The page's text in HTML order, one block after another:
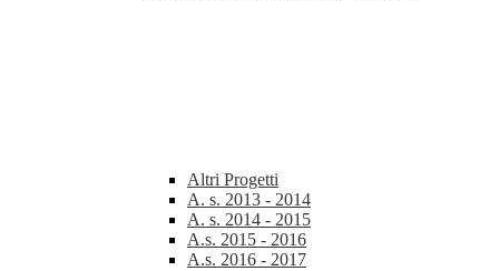
Altri Progetti
A. s. 2013 - 2014
A. s. 2014 - 2015
A.s. 2015 - 2016
A.s. 2016 - 2017